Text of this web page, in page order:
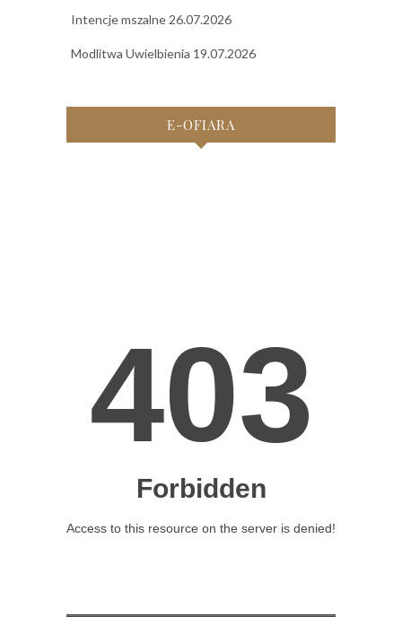
Intencje mszalne 26.07.2026
Modlitwa Uwielbienia 19.07.2026
E-OFIARA